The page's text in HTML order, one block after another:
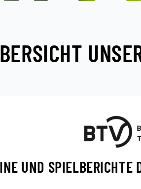
UND SPIELBERICHTE